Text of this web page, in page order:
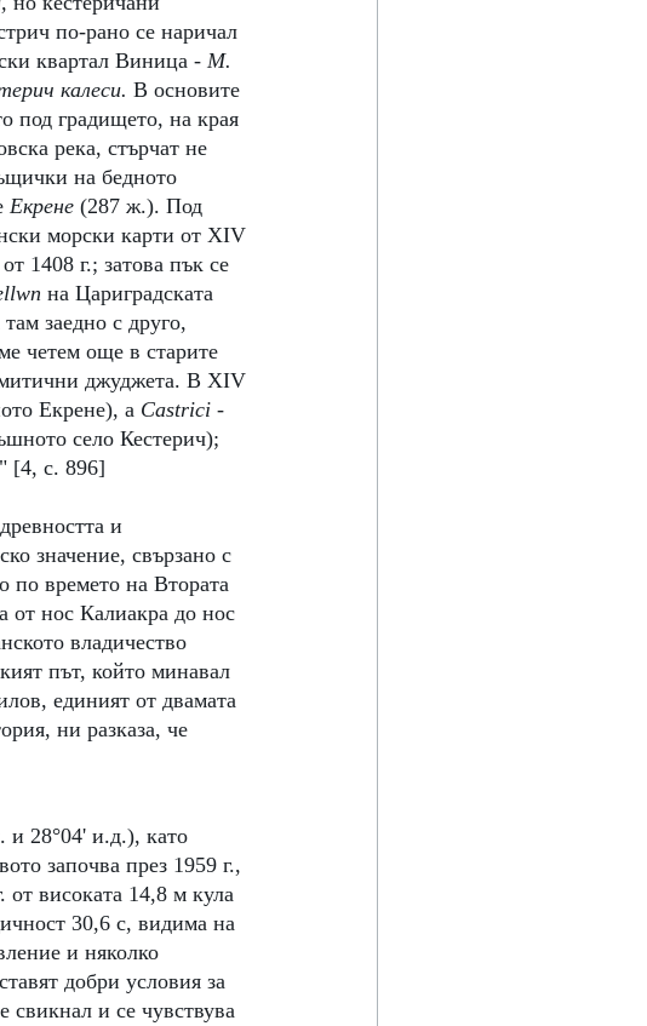
по-рано се наричал
квартал Виница - М.
калеси. В основите
под градището, на края
река, стърчат не
на бедното
Екрене (287 ж.). Под
морски карти от XIV
1408 г.; затова пък се
на Цариградската
заедно с друго,
четем още в старите
джуджета. В XIV
Екрене), а Castrici -
село Кестерич);
[4, с. 896]
и
значение, свързано с
по времето на Втората
от нос Калиакра до нос
владичество
път, който минавал
единият от двамата
ни разказа, че
и 28°04' и.д.), като
започва през 1959 г.,
високата 14,8 м кула
30,6 с, видима на
и няколко
добри условия за
свикнал и се чувствува